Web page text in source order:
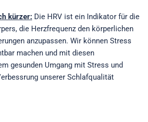
kürzer: Die HRV ist ein Indikator für die
die Herzfrequenz den körperlichen
anzupassen. Wir können Stress
machen und mit diesen
gesunden Umgang mit Stress und
unserer Schlafqualität